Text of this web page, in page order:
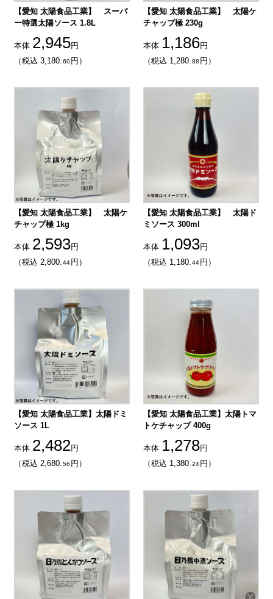
【愛知 太陽食品工業】 スーパ
ー特選太陽ソース 1.8L
本体 2,945円
（税込 3,180. 60 円）
【愛知 太陽食品工業】 太陽ケ
チャップ極 230g
本体 1,186円
（税込 1,280. 88 円）
【愛知 太陽食品工業】 太陽ケ
チャップ極 1kg
本体 2,593円
（税込 2,800. 44 円）
【愛知 太陽食品工業】 太陽ド
ミソース 300ml
本体 1,093円
（税込 1,180. 44円）
【愛知 太陽食品工業】太陽ドミ
ソース 1L
本体 2,482円
（税込 2,680. 56 円）
【愛知 太陽食品工業】太陽トマ
トケチャップ 400g
本体 1,278円
（税込 1,380. 24 円）